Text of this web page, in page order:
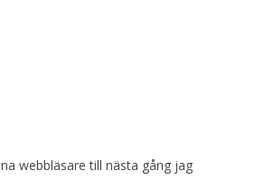
webbläsare till nästa gång jag